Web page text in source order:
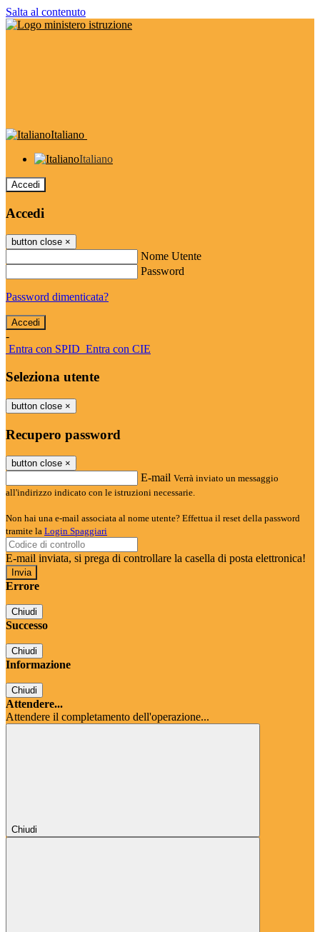
Salta al contenuto
Italiano
Italiano
Accedi
Accedi
button close ×
Nome Utente
Password
Password dimenticata?
-
Entra con SPID Entra con CIE
Seleziona utente
button close ×
Recupero password
button close ×
E-mail Verrà inviato un messaggio
all'indirizzo indicato con le istruzioni necessarie.
Non hai una e-mail associata al nome utente? Effettua il reset della password
tramite la Login Spaggiari
E-mail inviata, si prega di controllare la casella di posta elettronica!
Errore
Chiudi
Successo
Chiudi
Informazione
Chiudi
Attendere...
Attendere il completamento dell'operazione...
Chiudi